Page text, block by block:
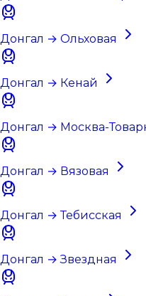
Донгал → Ольховая
Донгал → Кенай
Донгал → Москва-
Донгал → Вязовая
Донгал → Тебисская
Донгал → Звездная